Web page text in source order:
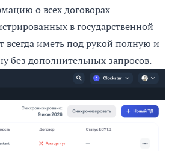
о всех договорах
в государственной
всегда иметь под рукой полную и
без дополнительных запросов.